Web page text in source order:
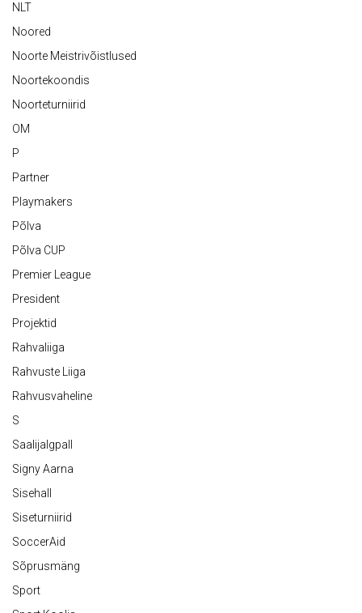
NLT
Noored
Noorte Meistrivõistlused
Noortekoondis
Noorteturniirid
OM
P
Partner
Playmakers
Põlva
Põlva CUP
Premier League
President
Projektid
Rahvaliiga
Rahvuste Liiga
Rahvusvaheline
S
Saalijalgpall
Signy Aarna
Sisehall
Siseturniirid
SoccerAid
Sõprusmäng
Sport